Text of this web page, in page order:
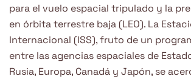
para el vuelo espacial tripulado y la
en órbita terrestre baja (LEO). La
Internacional (ISS), fruto de un
entre las agencias espaciales de
Rusia, Europa, Canadá y Japón, se